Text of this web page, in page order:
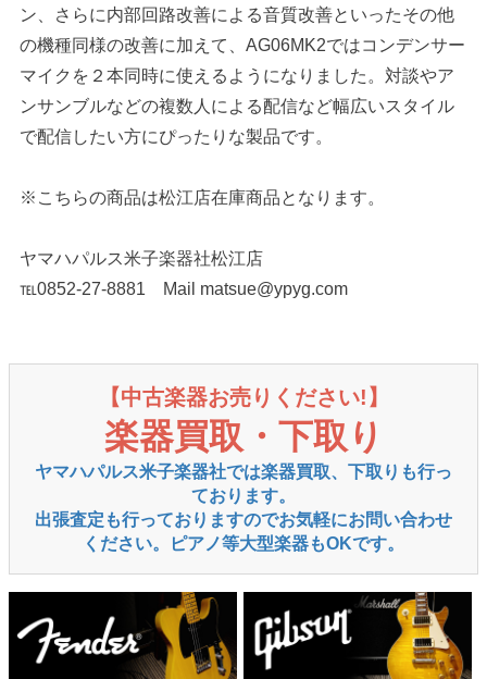
ン、さらに内部回路改善による音質改善といったその他
の機種同様の改善に加えて、AG06MK2ではコンデンサー
マイクを２本同時に使えるようになりました。対談やア
ンサンブルなどの複数人による配信など幅広いスタイル
で配信したい方にぴったりな製品です。
※こちらの商品は松江店在庫商品となります。
ヤマハパルス米子楽器社松江店
℡0852-27-8881 Mail matsue@ypyg.com
【中古楽器お売りください!】
楽器買取・下取り
ヤマハパルス米子楽器社では楽器買取、下取りも行っ
ております。
出張査定も行っておりますのでお気軽にお問い合わせ
ください。ピアノ等大型楽器もOKです。